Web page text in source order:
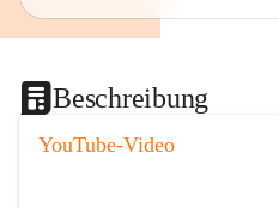
Beschreibung
YouTube-Video